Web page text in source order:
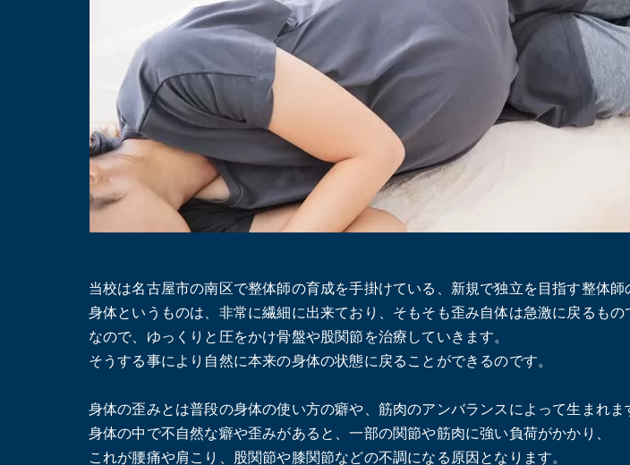
当校は名古屋市の南区で整体師の育成を手掛けている、新規で独立を目指す整体師
身体というものは、非常に繊細に出来ており、そもそも歪み自体は急激に戻るもの
なので、ゆっくりと圧をかけ骨盤や股関節を治療していきます。
そうする事により自然に本来の身体の状態に戻ることができるのです。
身体の歪みとは普段の身体の使い方の癖や、筋肉のアンバランスによって生まれま
身体の中で不自然な癖や歪みがあると、一部の関節や筋肉に強い負荷がかかり、
これが腰痛や肩こり、股関節や膝関節などの不調になる原因となります。